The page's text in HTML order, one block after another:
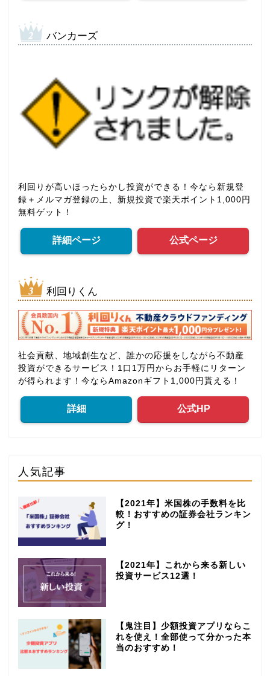
バンカーズ
利回りが高いほったらかし投資ができる！今なら新規登
録＋メルマガ登録の上、新規投資で楽天ポイント1,000円
無料ゲット！
詳細ページ 公式ページ
利回りくん
社会貢献、地域創生など、誰かの応援をしながら不動産
投資ができるサービス！1口1万円からお手軽にリターン
が得られます！今ならAmazonギフト1,000円貰える！
詳細 公式HP
人気記事
【2021年】米国株の手数料を比
較！おすすめの証券会社ランキン
グ！
【2021年】これから来る新しい
投資サービス12選！
【鬼注目】少額投資アプリならこ
れを使え！全部使って分かった本
当のおすすめ！